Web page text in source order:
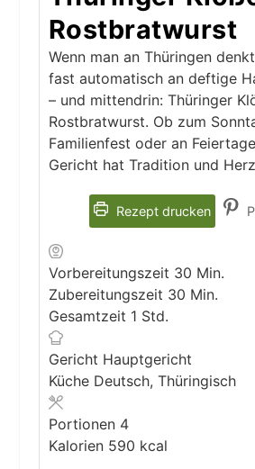
Rostbratwurst
Wenn man an Thüringen
fast automatisch an deftige
– und mittendrin: Thüringer
Rostbratwurst. Ob zum
Familienfest oder an
Gericht hat Tradition und
Rezept drucken
Vorbereitungszeit 30Minuten
Min.
Zubereitungszeit 30Minuten
Min.
Gesamtzeit 1Stunde
Std.
Gericht Hauptgericht
Küche Deutsch, Thüringisch
Portionen 4
Kalorien 590 kcal